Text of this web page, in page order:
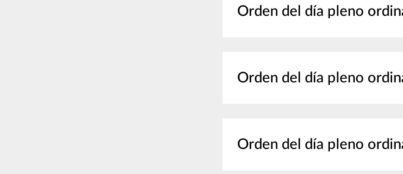
Orden del día pleno
Orden del día pleno
Orden del día pleno